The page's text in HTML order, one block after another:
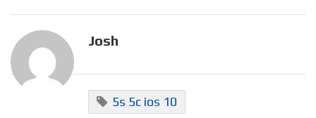
Josh
5s 5c ios 10